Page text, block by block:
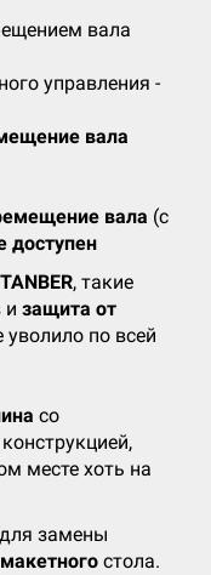
вала
управления -
вала
вала (с
доступен
, такие
и защита от
уволило по всей
со
месте хоть на
замены
макетного стола.